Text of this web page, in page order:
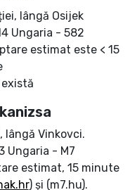
lângă Osijek
Ungaria - 582
estimat este < 15
există
lângă Vinkovci.
Ungaria - M7
estimat, 15 minute
) și (m7.hu).